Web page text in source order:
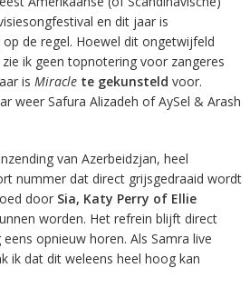
en dit jaar is
de regel. Hoewel dit ongetwijfeld
ik geen topnotering voor zangeres
is Miracle te gekunsteld voor.
weer Safura Alizadeh of AySel & Arash
van Azerbeidzjan, heel
nummer dat direct grijsgedraaid wordt
door Sia, Katy Perry of Ellie
worden. Het refrein blijft direct
opnieuw horen. Als Samra live
ik dat dit weleens heel hoog kan